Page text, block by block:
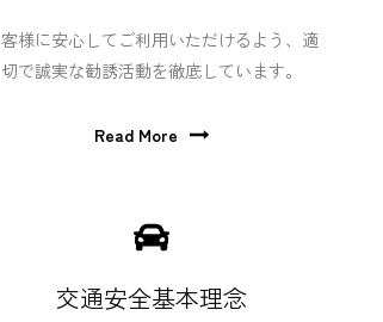
様に安心してご利用いただけるよう、適
切で誠実な勧誘活動を徹底しています。
Read More
交通安全基本理念